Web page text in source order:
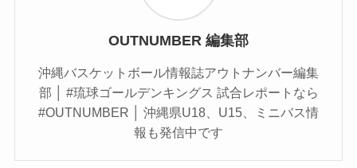
OUTNUMBER 編集部
沖縄バスケットボール情報誌アウトナンバー編集
部 │ #琉球ゴールデンキングス 試合レポートなら
#OUTNUMBER │ 沖縄県U18、U15、ミニバス情
報も発信中です